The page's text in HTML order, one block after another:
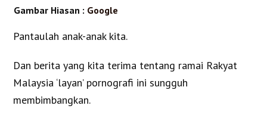
Gambar Hiasan : Google
Pantaulah anak-anak kita.
Dan berita yang kita terima tentang ramai Rakyat
Malaysia ‘layan’ pornografi ini sungguh
membimbangkan.